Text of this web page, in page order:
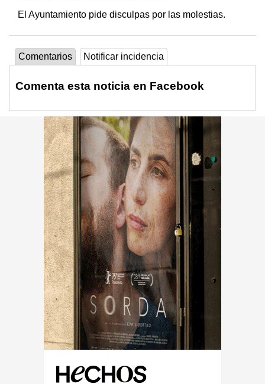
El Ayuntamiento pide disculpas por las molestias.
Comentarios Notificar incidencia
Comenta esta noticia en Facebook